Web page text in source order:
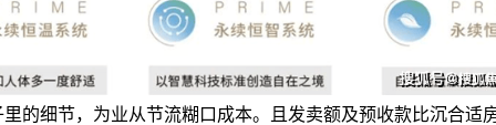
的细节，为业从节流糊口成本。且发卖额及预收款比沉合适